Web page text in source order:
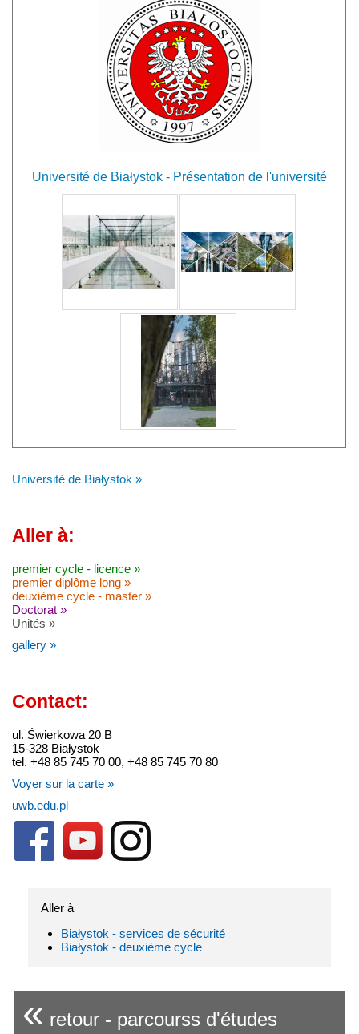
Université de Białystok - Présentation de l'université
Université de Białystok »
Aller à:
premier cycle - licence »
premier diplôme long »
deuxième cycle - master »
Doctorat »
Unités »
gallery »
Contact:
ul. Świerkowa 20 B
15-328 Białystok
tel. +48 85 745 70 00, +48 85 745 70 80
Voyer sur la carte »
uwb.edu.pl
Aller à
Białystok - services de sécurité
Białystok - deuxième cycle
« retour - parcourss d'études